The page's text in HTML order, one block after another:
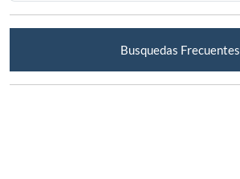
Busquedas Frecuentes